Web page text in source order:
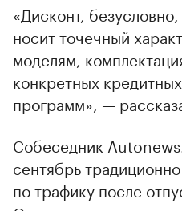
«Дисконт,
носит точечный
моделям,
конкретных
программ», —
Собеседник
сентябрь
по трафику после